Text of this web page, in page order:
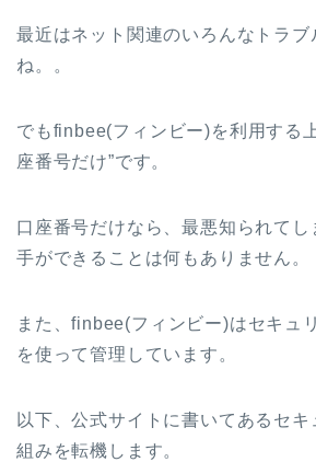
最近はネット関連のいろんなトラブ
ね。。
でもfinbee(フィンビー)を利用する
座番号だけ”です。
口座番号だけなら、最悪知られてし
手ができることは何もありません。
また、finbee(フィンビー)はセキュ
を使って管理しています。
以下、公式サイトに書いてあるセキ
組みを転機します。